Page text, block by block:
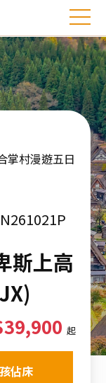
掌村漫遊五日
斯上高
起
佔床